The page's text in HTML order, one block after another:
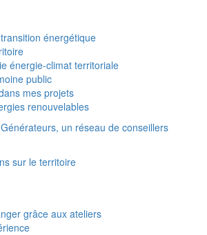
énergétique
énergie-climat territoriale
public
mes projets
renouvelables
un réseau de conseillers
sur le territoire
grâce aux ateliers